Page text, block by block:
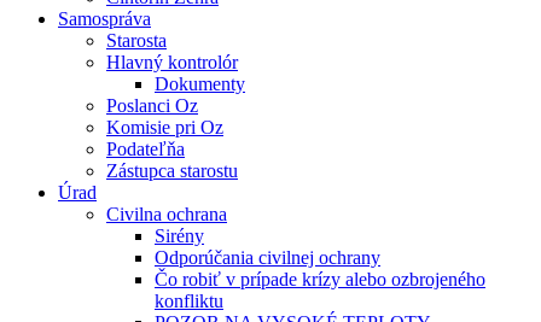
Samospráva
Starosta
Hlavný kontrolór
Dokumenty
Poslanci Oz
Komisie pri Oz
Podateľňa
Zástupca starostu
Úrad
Civilna ochrana
Sirény
Odporúčania civilnej ochrany
Čo robiť v prípade krízy alebo ozbrojeného
konfliktu